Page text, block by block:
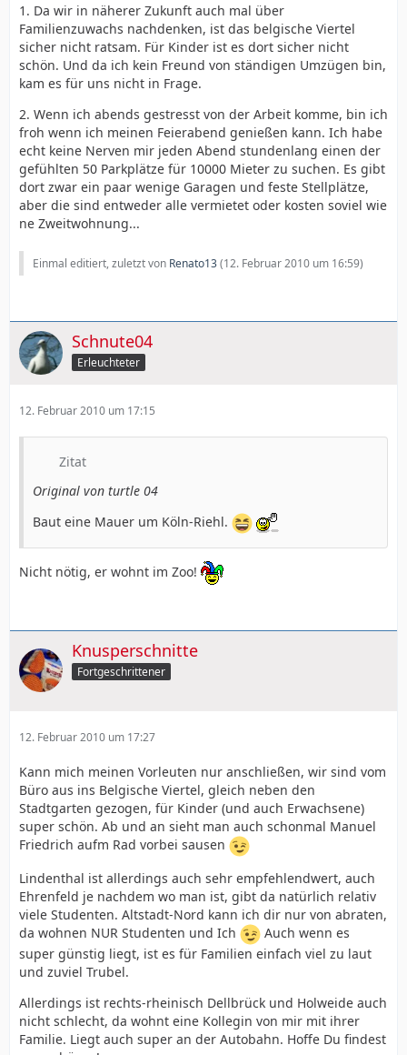
1. Da wir in näherer Zukunft auch mal über
Familienzuwachs nachdenken, ist das belgische Viertel
sicher nicht ratsam. Für Kinder ist es dort sicher nicht
schön. Und da ich kein Freund von ständigen Umzügen bin,
kam es für uns nicht in Frage.
2. Wenn ich abends gestresst von der Arbeit komme, bin ich
froh wenn ich meinen Feierabend genießen kann. Ich habe
echt keine Nerven mir jeden Abend stundenlang einen der
gefühlten 50 Parkplätze für 10000 Mieter zu suchen. Es gibt
dort zwar ein paar wenige Garagen und feste Stellplätze,
aber die sind entweder alle vermietet oder kosten soviel wie
ne Zweitwohnung...
Einmal editiert, zuletzt von Renato13(12. Februar 2010 um 16:59)
Schnute04
Erleuchteter
12. Februar 2010 um 17:15
Zitat
Original von turtle 04
Baut eine Mauer um Köln-Riehl.
Nicht nötig, er wohnt im Zoo!
Knusperschnitte
Fortgeschrittener
12. Februar 2010 um 17:27
Kann mich meinen Vorleuten nur anschließen, wir sind vom
Büro aus ins Belgische Viertel, gleich neben den
Stadtgarten gezogen, für Kinder (und auch Erwachsene)
super schön. Ab und an sieht man auch schonmal Manuel
Friedrich aufm Rad vorbei sausen
Lindenthal ist allerdings auch sehr empfehlendwert, auch
Ehrenfeld je nachdem wo man ist, gibt da natürlich relativ
viele Studenten. Altstadt-Nord kann ich dir nur von abraten,
da wohnen NUR Studenten und Ich
Auch wenn es
super günstig liegt, ist es für Familien einfach viel zu laut
und zuviel Trubel.
Allerdings ist rechts-rheinisch Dellbrück und Holweide auch
nicht schlecht, da wohnt eine Kollegin von mir mit ihrer
Familie. Liegt auch super an der Autobahn. Hoffe Du findest